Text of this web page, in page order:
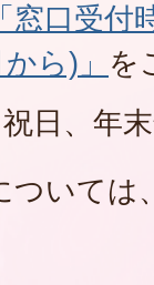
「窓口受
ら)」 を
日、年
ついては